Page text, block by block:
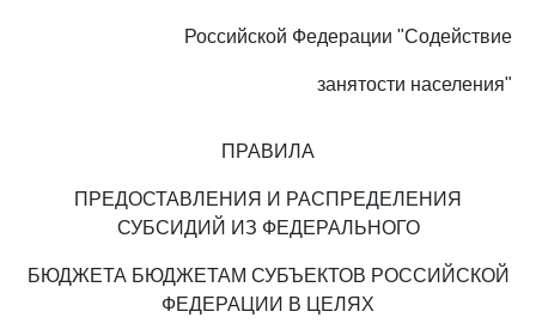
Российской Федерации "Содействие
занятости населения"
ПРАВИЛА
ПРЕДОСТАВЛЕНИЯ И РАСПРЕДЕЛЕНИЯ
СУБСИДИЙ ИЗ ФЕДЕРАЛЬНОГО
БЮДЖЕТА БЮДЖЕТАМ СУБЪЕКТОВ РОССИЙСКОЙ
ФЕДЕРАЦИИ В ЦЕЛЯХ